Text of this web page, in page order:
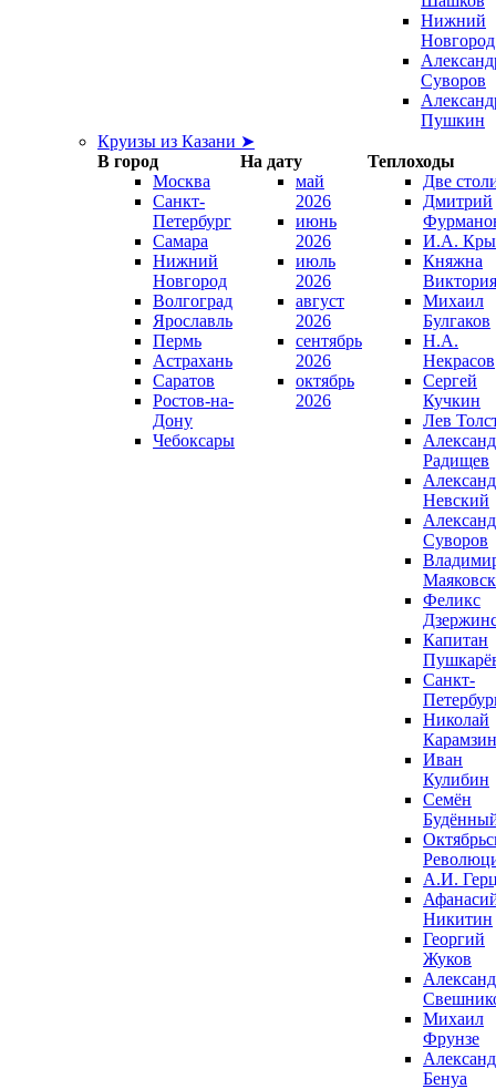
Нижний
Новгород
Суворов
Пушкин
Круизы из Казани ➤
В город
На дату
Теплоходы
Москва
Санкт-
Петербург
Самара
Нижний
Новгород
Волгоград
Ярославль
Пермь
Астрахань
Саратов
Ростов-на-
Дону
Чебоксары
май
2026
июнь
2026
июль
2026
август
2026
сентябрь
2026
октябрь
2026
Две
Дмитрий
И.А.
Княжна
Виктория
Михаил
Булгаков
Н.А.
Некрасов
Сергей
Кучкин
Лев
Радищев
Невский
Суворов
Феликс
Капитан
Санкт-
Николай
Карамзин
Иван
Кулибин
Семён
А.И.
Никитин
Георгий
Жуков
Михаил
Фрунзе
Бенуа